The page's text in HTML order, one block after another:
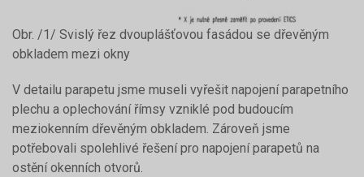
Obr. /1/ Svislý řez dvouplášťovou fasádou se dřevěným
obkladem mezi okny
V detailu parapetu jsme museli vyřešit napojení parapetního
plechu a oplechování římsy vzniklé pod budoucím
meziokenním dřevěným obkladem. Zároveň jsme
potřebovali spolehlivé řešení pro napojení parapetů na
ostění okenních otvorů.